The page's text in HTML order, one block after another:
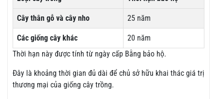
Cây thân gỗ và cây nho 25 năm
Các giống cây khác
20 năm
Thời hạn này được tính từ ngày cấp Bằng bảo hộ.
Đây là khoảng thời gian đủ dài để chủ sở hữu khai thác giá trị
thương mại của giống cây trồng.